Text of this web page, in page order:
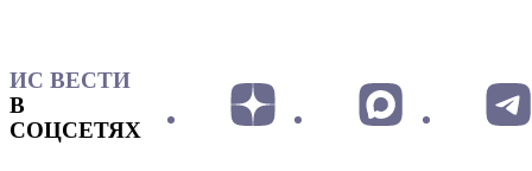
ИС ВЕСТИ
В
СОЦСЕТЯХ